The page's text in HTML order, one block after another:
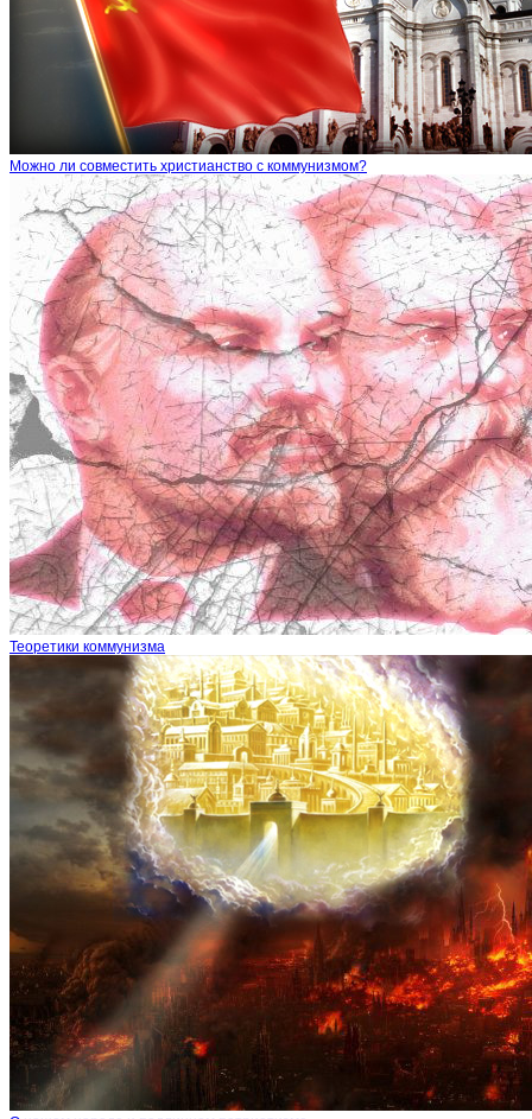
Можно ли совместить христианство с коммунизмом?
Теоретики коммунизма